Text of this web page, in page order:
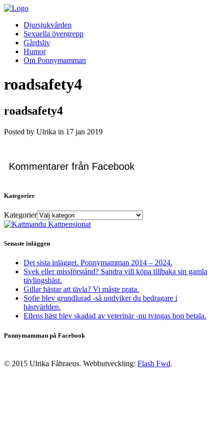
Djursjukvården
Sexuella övergrepp
Gårdsliv
Humor
Om Ponnymamman
roadsafety4
roadsafety4
Posted by Ulrika in 17 jan 2019
Kommentarer från Facebook
Kategorier
Kategorier
Senaste inläggen
Det sista inlägget. Ponnymamman 2014 – 2024.
Svek eller missförstånd? Sandra vill köpa tillbaka sin gamla
tävlingshäst.
Gillar hästar att tävla? Vi måste prata.
Sofie blev grundlurad -så undviker du bedragare i
hästvärlden.
Ellens häst blev skadad av veterinär -nu tvingas hon betala.
Ponnymamman på Facebook
© 2015 Ulrika Fåhraeus. Webbutveckling: Flash Fwd.